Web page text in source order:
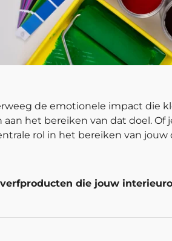
de emotionele impact die
het bereiken van dat doel.
rol in het bereiken van jouw
die jouw